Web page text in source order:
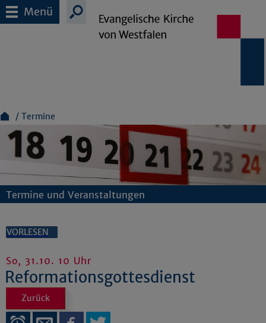
Menü
Termine
Termine und Veranstaltungen
VORLESEN
So, 31.10. 10 Uhr
Reformationsgottesdienst
Zurück